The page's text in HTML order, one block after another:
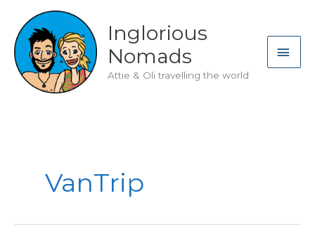
content
Inglorious
Nomads
Attie & Oli travelling the world
VanTrip